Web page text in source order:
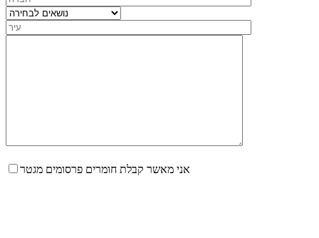
אני מאשר קבלת חומרים פרסומים מגטר